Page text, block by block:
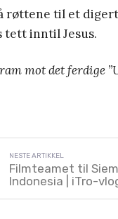
røttene til et
tett inntil Jesus.
mot det ferdige
Filmteamet til
Indonesia | iTro-